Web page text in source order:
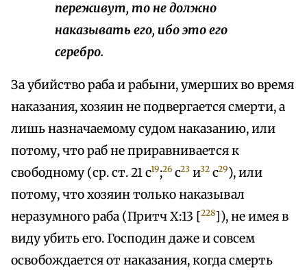
переживут, то не должно
наказывать его, ибо это его
серебро.
За убийство раба и рабыни, умерших во время
наказания, хозяин не подвергается смерти, а
лишь назначаемому судом наказанию, или
потому, что раб не приравнивается к
свободному (ср. ст. 21 с19;26 с23 и32 с29), или
потому, что хозяин только наказывал
неразумного раба (Притч X:13 [228]), не имея в
виду убить его. Господин даже и совсем
освобождается от наказания, когда смерть